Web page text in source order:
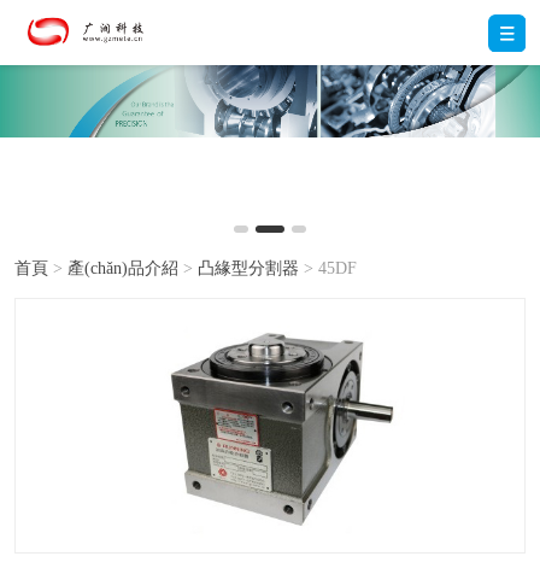
首頁 > 產(chǎn)品介紹 > 凸緣型分割器 > 45DF